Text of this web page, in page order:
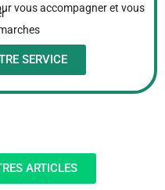
vous accompagner et vous
SERVICE
ARTICLES